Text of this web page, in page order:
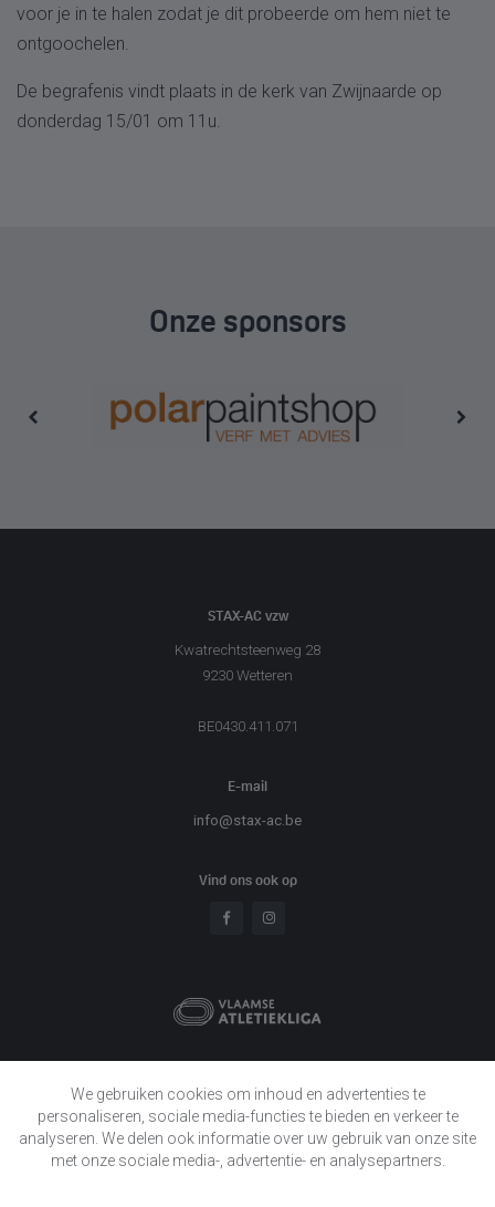
voor je in te halen zodat je dit probeerde om hem niet te
ontgoochelen.
De begrafenis vindt plaats in de kerk van Zwijnaarde op
donderdag 15/01 om 11u.
Onze sponsors
We gebruiken cookies om inhoud en advertenties te
personaliseren, sociale media-functies te bieden en verkeer te
analyseren. We delen ook informatie over uw gebruik van onze site
met onze sociale media-, advertentie- en analysepartners.
STAX-AC vzw
Kwatrechtsteenweg 28
9230 Wetteren
BE0430.411.071
E-mail
info@stax-ac.be
Vind ons ook op
Onze club
Activiteiten
Praktische informatie